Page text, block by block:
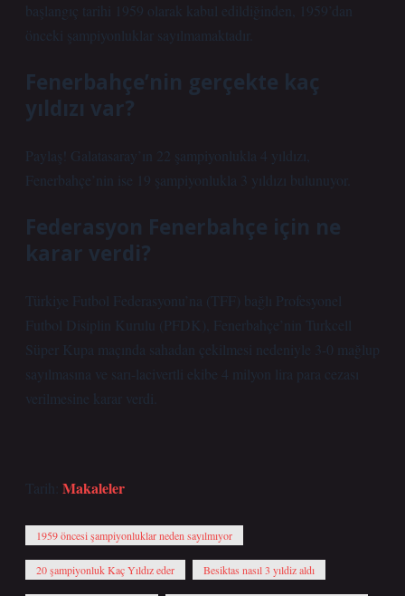
başlangıç ​​tarihi 1959 olarak kabul edildiğinden, 1959’dan
önceki şampiyonluklar sayılmamaktadır.
Fenerbahçe’nin gerçekte kaç
yıldızı var?
Paylaş! Galatasaray’ın 22 şampiyonlukla 4 yıldızı,
Fenerbahçe’nin ise 19 şampiyonlukla 3 yıldızı bulunuyor.
Federasyon Fenerbahçe için ne
karar verdi?
Türkiye Futbol Federasyonu’na (TFF) bağlı Profesyonel
Futbol Disiplin Kurulu (PFDK), Fenerbahçe’nin Turkcell
Süper Kupa maçında sahadan çekilmesi nedeniyle 3-0 mağlup
sayılmasına ve sarı-lacivertli ekibe 4 milyon lira para cezası
verilmesine karar verdi.
Tarih: Makaleler
1959 öncesi şampiyonluklar neden sayılmıyor
20 şampiyonluk Kaç Yıldız eder Besiktas nasıl 3 yıldiz aldı